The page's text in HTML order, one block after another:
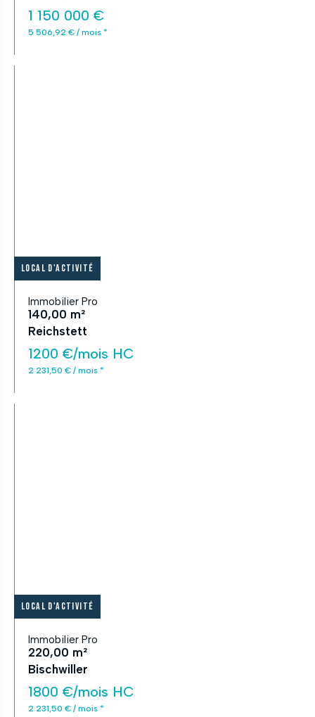
1 150 000 €
5 506,92 € / mois *
Local d'activité
Immobilier Pro
140,00 m²
Reichstett
1200 €/mois HC
2 231,50 € / mois *
Local d'activité
Immobilier Pro
220,00 m²
Bischwiller
1800 €/mois HC
2 231,50 € / mois *